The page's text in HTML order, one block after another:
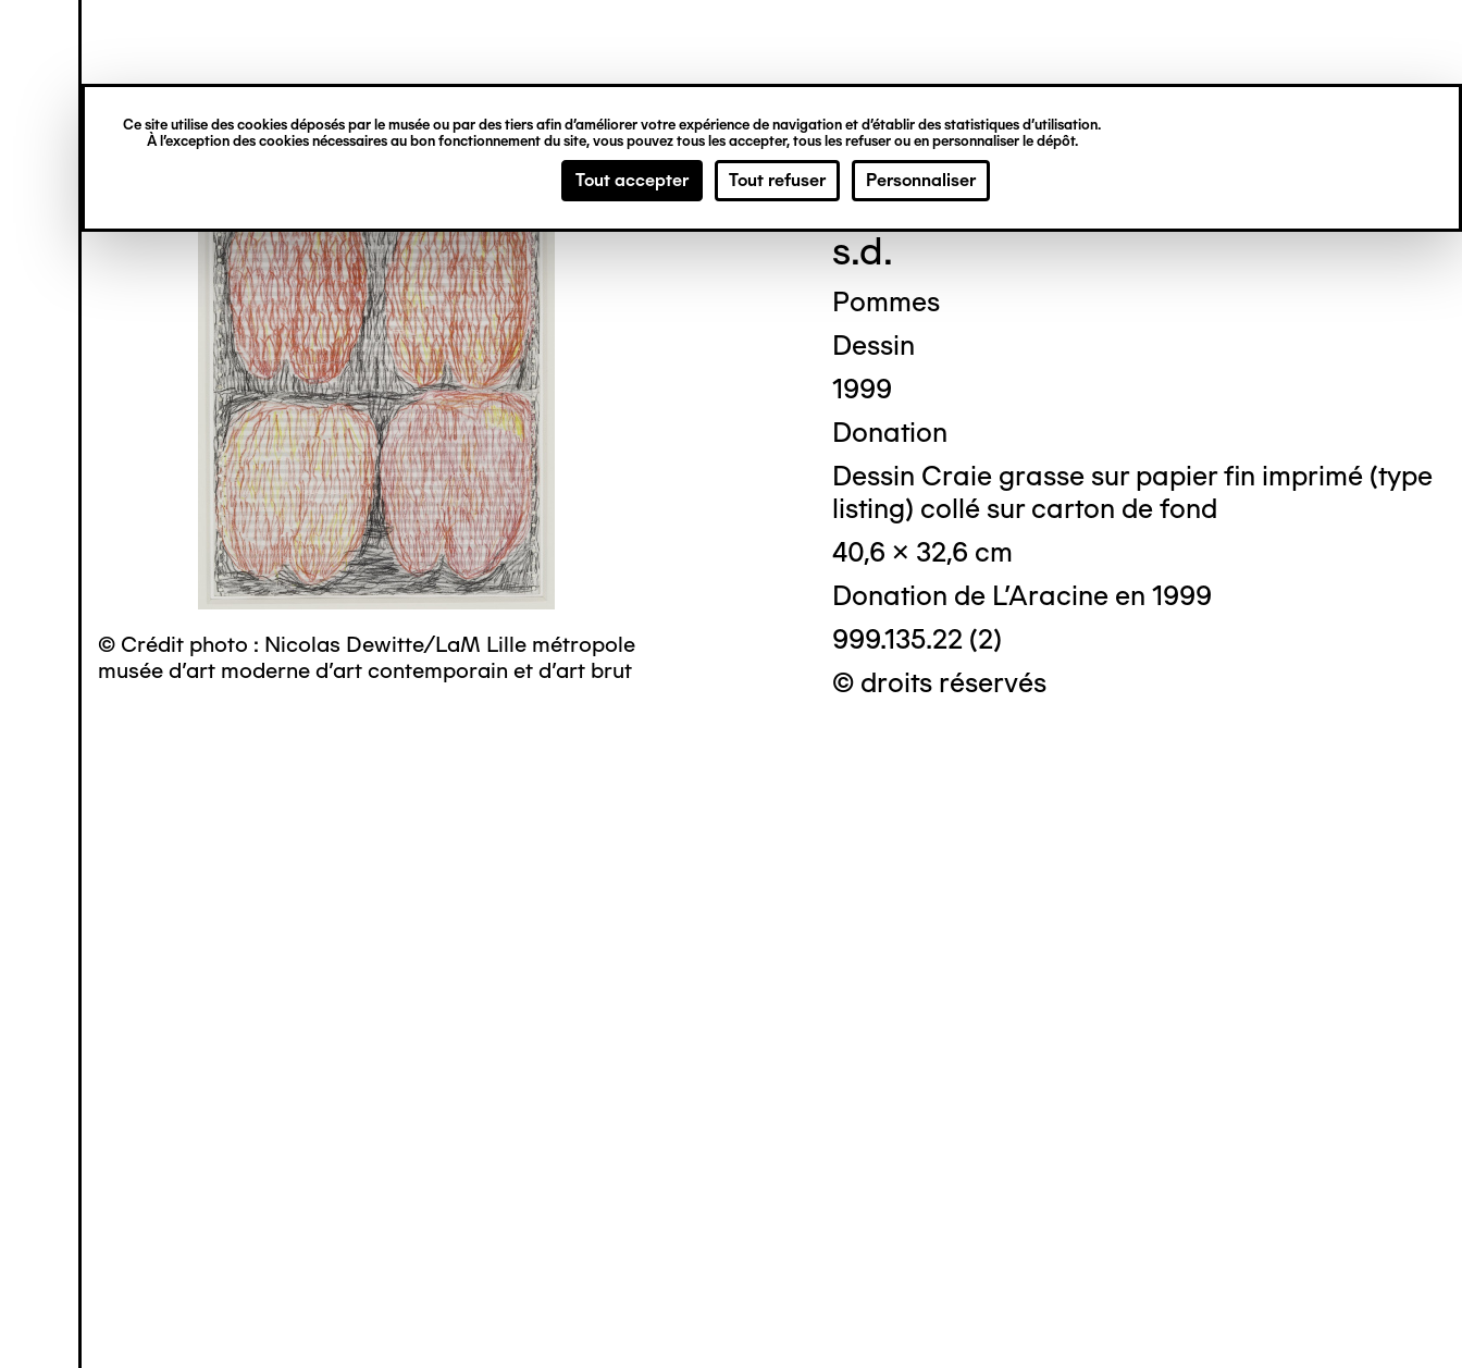
Ce site utilise des cookies déposés par le musée ou par des tiers afin d’améliorer votre expérience de navigation et d’établir des statistiques d’utilisation.
À l’exception des cookies nécessaires au bon fonctionnement du site, vous pouvez tous les accepter, tous les refuser ou en personnaliser le dépôt.
Tout accepter Tout refuser Personnaliser
principal
verticale
© Crédit photo : Nicolas Dewitte/LaM Lille métropole
musée d’art moderne d’art contemporain et d’art brut
Benjamin BONJOUR
s.d.
Pommes
Dessin
1999
Donation
Dessin Craie grasse sur papier fin imprimé (type
listing) collé sur carton de fond
40,6 x 32,6 cm
Donation de L'Aracine en 1999
999.135.22 (2)
© droits réservés